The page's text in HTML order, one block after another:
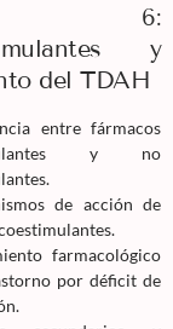
6:
y
del TDAH
entre fármacos
y no
de acción de
farmacológico
por déficit de